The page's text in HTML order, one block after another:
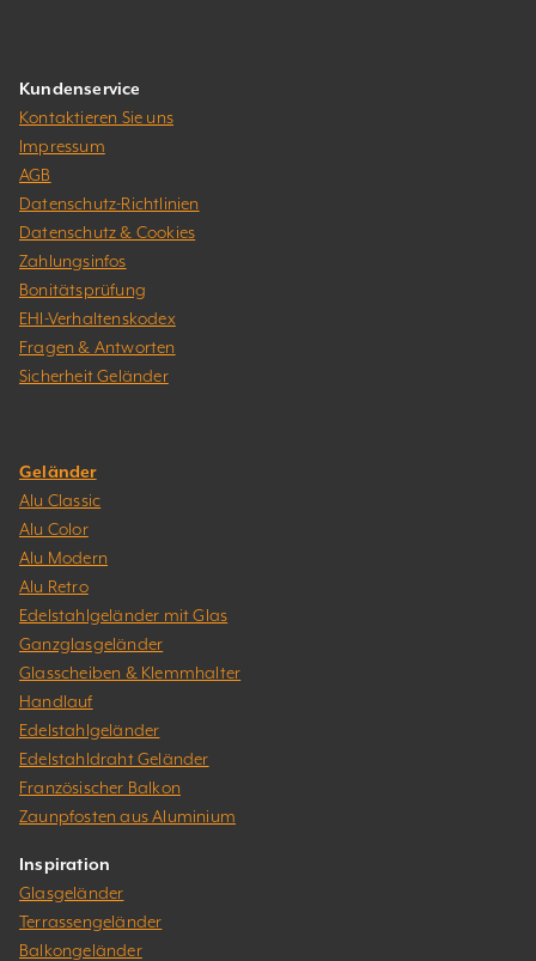
Kundenservice
Kontaktieren Sie uns
Impressum
AGB
Datenschutz-Richtlinien
Datenschutz & Cookies
Zahlungsinfos
Bonitätsprüfung
EHI-Verhaltenskodex
Fragen & Antworten
Sicherheit Geländer
Geländer
Alu Classic
Alu Color
Alu Modern
Alu Retro
Edelstahlgeländer mit Glas
Ganzglasgeländer
Glasscheiben & Klemmhalter
Handlauf
Edelstahlgeländer
Edelstahldraht Geländer
Französischer Balkon
Zaunpfosten aus Aluminium
Inspiration
Glasgeländer
Terrassengeländer
Balkongeländer